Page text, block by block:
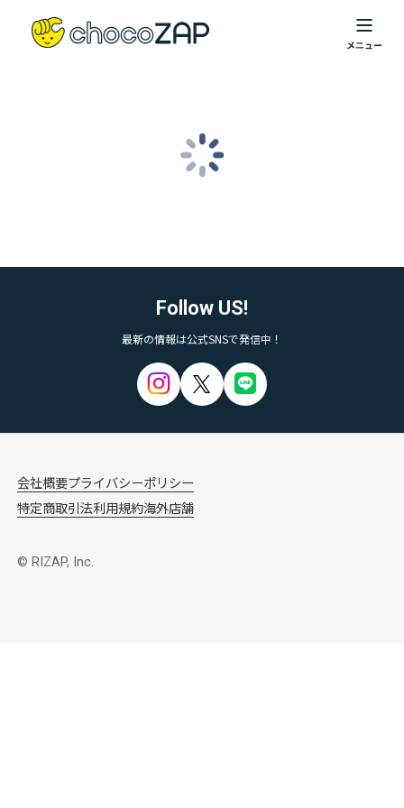
Follow US!
最新の情報は公式SNSで発信中！
会社概要プライバシーポリシー
特定商取引法利用規約海外店舗
© RIZAP, Inc.